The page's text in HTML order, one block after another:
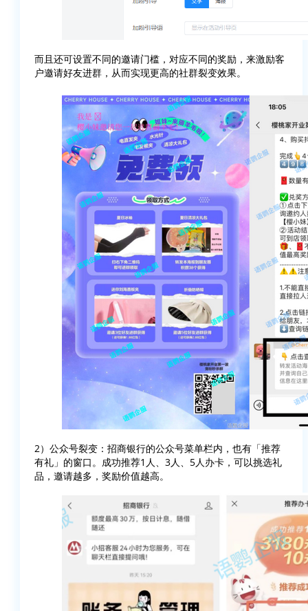
而且还可设置不同的邀请门槛，对应不同的奖励，来激励客
户邀请好友进群，从而实现更高的社群裂变效果。
2）公众号裂变：招商银行的公众号菜单栏内，也有「推荐
有礼」的窗口。成功推荐1人、3人、5人办卡，可以挑选礼
品，邀请越多，奖励价值越高。